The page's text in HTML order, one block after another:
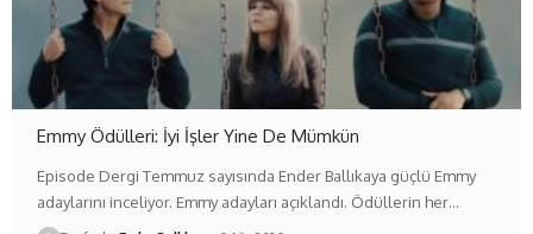
Emmy Ödülleri: İyi İşler Yine De Mümkün
Episode Dergi Temmuz sayısında Ender Ballıkaya güçlü Emmy
adaylarını inceliyor. Emmy adayları açıklandı. Ödüllerin her…